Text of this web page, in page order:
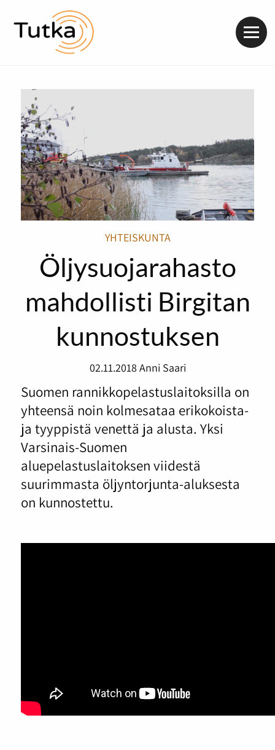
YHTEISKUNTA
Öljysuojarahasto
mahdollisti Birgitan
kunnostuksen
02.11.2018 Anni Saari
Suomen rannikkopelastuslaitoksilla on
yhteensä noin kolmesataa erikokoista-
ja tyyppistä venettä ja alusta. Yksi
Varsinais-Suomen
aluepelastuslaitoksen viidestä
suurimmasta öljyntorjunta-aluksesta
on kunnostettu.